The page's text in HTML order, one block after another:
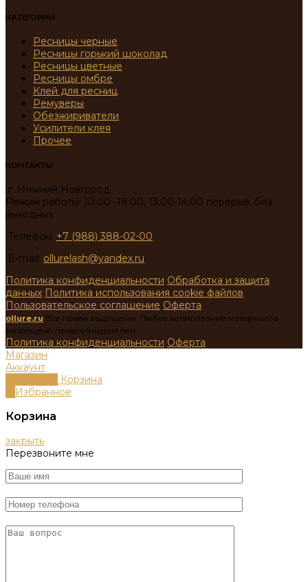
КАТЕГОРИИ
Ресницы черные
Ресницы горький шоколад
Ресницы цветные
Ресницы омбре
Клей для ресниц
Ремуверы
Обезжириватели
Усилители клея
Прочее
КОНТАКТЫ
г. Нижний Новгород
Режим работы: 10:00 -18:00, 13:00-14:00 перерыв, без
выходных
Телефон: +7 (988) 388-02-00
E-mail: ollurelash@yandex.ru
Политика конфиденциальности Обработка и защита
данных Политика использования cookie файлов
Пользовательское соглашение Оферта
ollure.ru Все права защищены. Любое копирование материалов
запрещено правообладателем.
Политика конфиденциальности Оферта
Магазин
Аккаунт
Корзина
Избранное
Корзина
закрыть
Перезвоните мне